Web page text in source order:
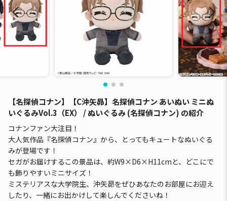
【名探偵コナン】【C沖矢昴】名探偵コナン あいぬい ミニぬ
いぐるみVol.3（EX） / ぬいぐるみ (名探偵コナン) の紹介
コナンファン大注目！
大人気作品『名探偵コナン』から、とってもキュートなぬいぐる
みが登場です！
セガがお届けするこの景品は、約W9×D6×H11cmと、どこにで
も飾りやすいミニサイズ！
ミステリアスな大学院生、沖矢昴をぜひあなたのお部屋にお迎え
したり、一緒にお出かけして楽しんでくださいね！